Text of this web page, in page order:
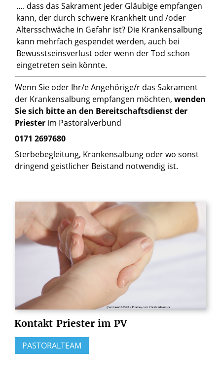
…. dass das Sakrament jeder Gläubige empfangen
kann, der durch schwere Krankheit und /oder
Altersschwäche in Gefahr ist? Die Krankensalbung
kann mehrfach gespendet werden, auch bei
Bewusstseinsverlust oder wenn der Tod schon
eingetreten sein könnte.
Wenn Sie oder Ihr/e Angehörige/r das Sakrament
der Krankensalbung empfangen möchten, wenden
Sie sich bitte an den Bereitschaftsdienst der
Priester im Pastoralverbund
0171 2697680
Sterbebegleitung, Krankensalbung oder wo sonst
dringend geistlicher Beistand notwendig ist.
Kontakt Priester im PV
PASTORALTEAM